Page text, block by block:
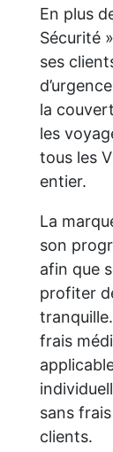
En plus
Sécurité
ses
la
les
tous les
entier.
La
son
afin que
profiter
frais
sans
clients.